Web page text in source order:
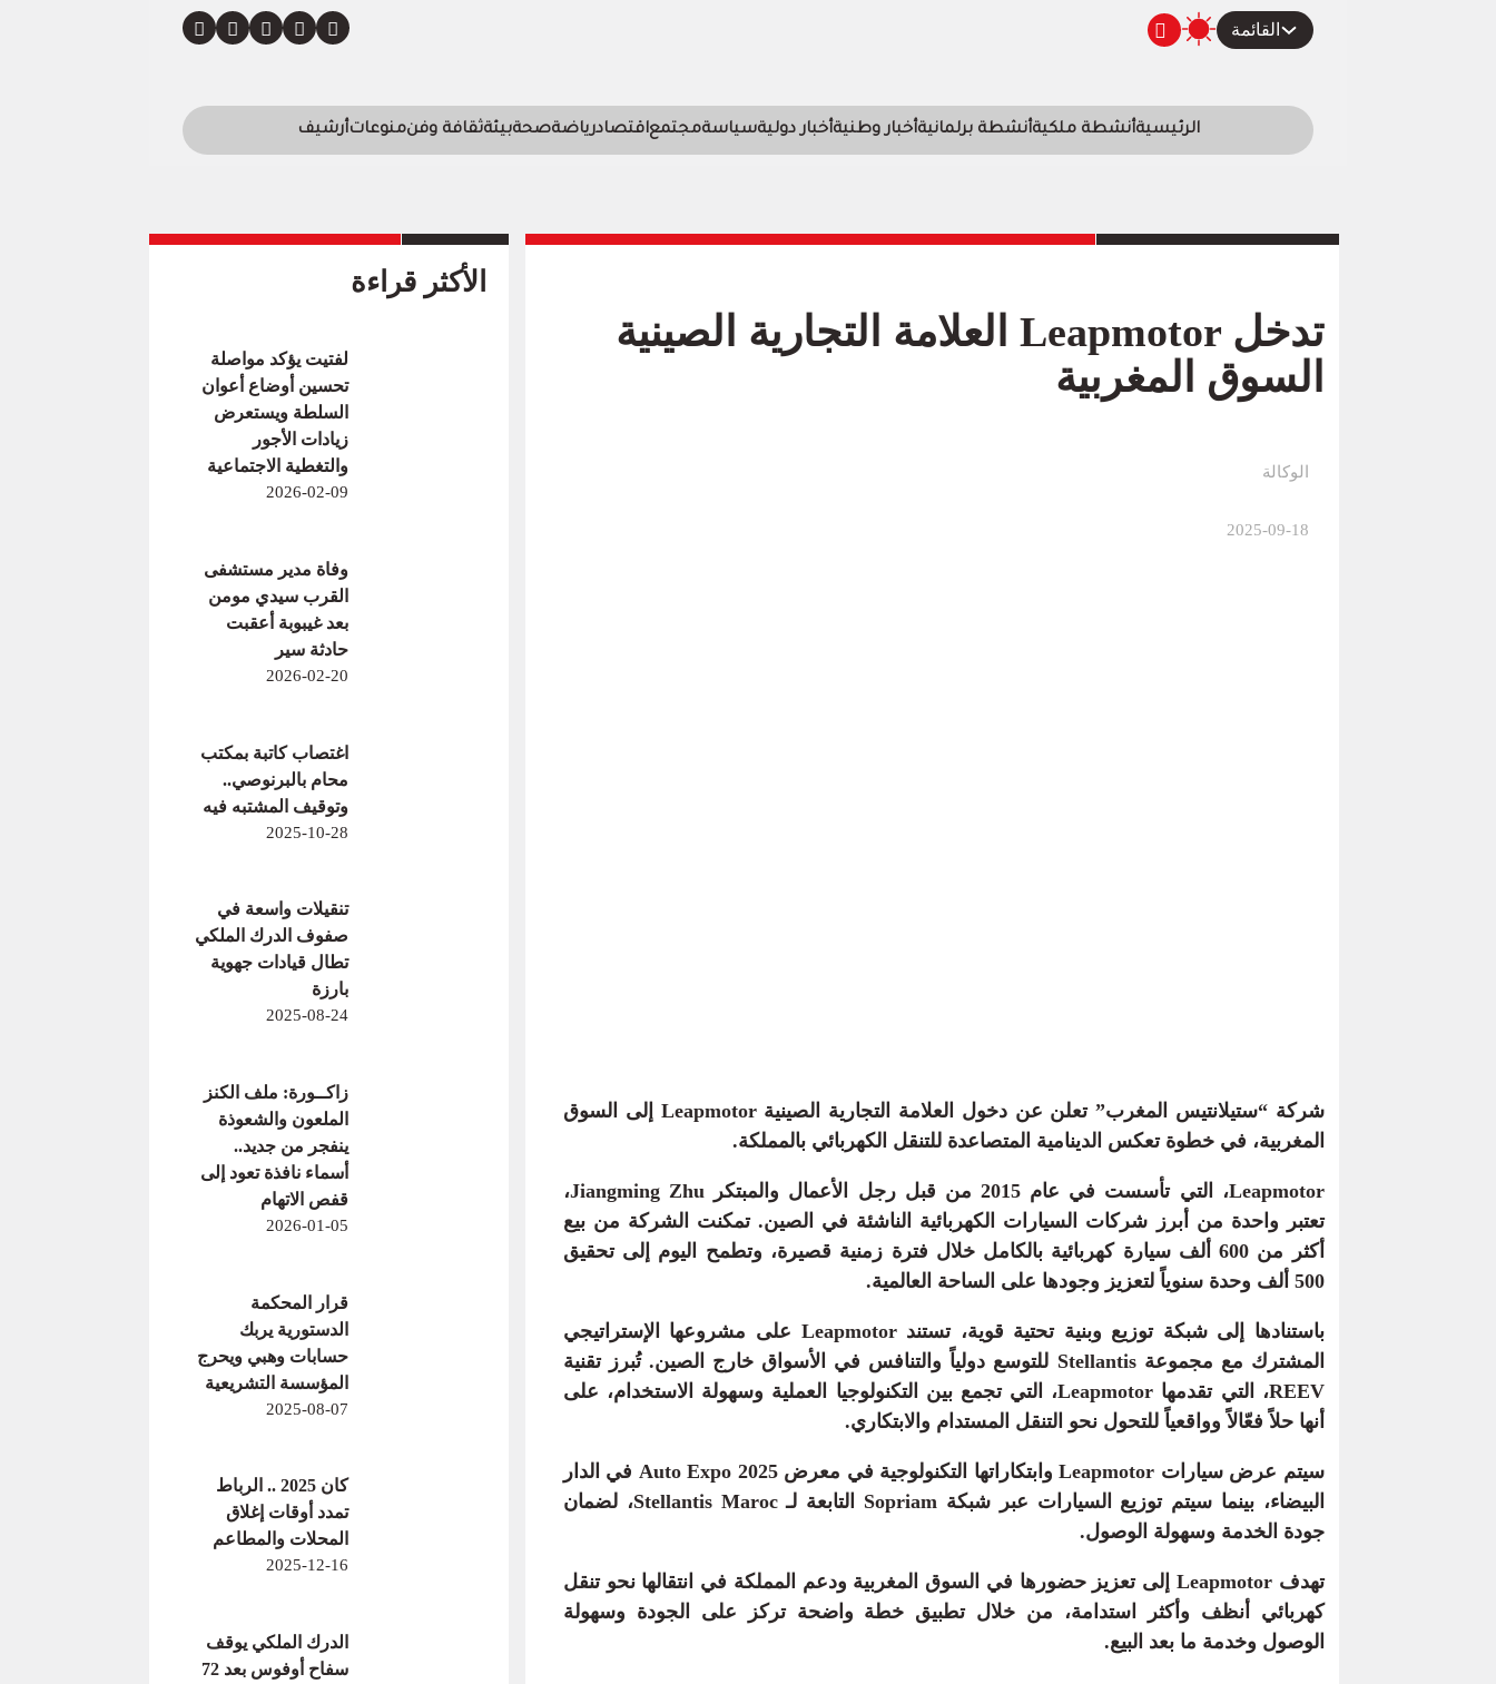
القائمة
الرئيسيةأنشطة ملكيةأنشطة برلمانيةأخبار وطنيةأخبار دوليةسياسةمجتمعاقتصادرياضةصحةبيئةثقافة وفنمنوعاتأرشيف
الأكثر قراءة
لفتيت يؤكد مواصلة
تحسين أوضاع أعوان
السلطة ويستعرض
زيادات الأجور
والتغطية الاجتماعية
2026-02-09
وفاة مدير مستشفى
القرب سيدي مومن
بعد غيبوبة أعقبت
حادثة سير
2026-02-20
اغتصاب كاتبة بمكتب
محام بالبرنوصي..
وتوقيف المشتبه فيه
2025-10-28
تنقيلات واسعة في
صفوف الدرك الملكي
تطال قيادات جهوية
بارزة
2025-08-24
زاكــورة: ملف الكنز
الملعون والشعوذة
ينفجر من جديد..
أسماء نافذة تعود إلى
قفص الاتهام
2026-01-05
قرار المحكمة
الدستورية يربك
حسابات وهبي ويحرج
المؤسسة التشريعية
2025-08-07
كان 2025 .. الرباط
تمدد أوقات إغلاق
المحلات والمطاعم
2025-12-16
الدرك الملكي يوقف
سفاح أوفوس بعد 72
العلامة التجارية الصينية Leapmotor تدخل
السوق المغربية
الوكالة
2025-09-18
شركة “ستيلانتيس المغرب” تعلن عن دخول العلامة التجارية الصينية Leapmotor إلى السوق
المغربية، في خطوة تعكس الدينامية المتصاعدة للتنقل الكهربائي بالمملكة.
Leapmotor، التي تأسست في عام 2015 من قبل رجل الأعمال والمبتكر Jiangming Zhu،
تعتبر واحدة من أبرز شركات السيارات الكهربائية الناشئة في الصين. تمكنت الشركة من بيع
أكثر من 600 ألف سيارة كهربائية بالكامل خلال فترة زمنية قصيرة، وتطمح اليوم إلى تحقيق
500 ألف وحدة سنوياً لتعزيز وجودها على الساحة العالمية.
باستنادها إلى شبكة توزيع وبنية تحتية قوية، تستند Leapmotor على مشروعها الإستراتيجي
المشترك مع مجموعة Stellantis للتوسع دولياً والتنافس في الأسواق خارج الصين. تُبرز تقنية
REEV، التي تقدمها Leapmotor، التي تجمع بين التكنولوجيا العملية وسهولة الاستخدام، على
أنها حلاً فعّالاً وواقعياً للتحول نحو التنقل المستدام والابتكاري.
سيتم عرض سيارات Leapmotor وابتكاراتها التكنولوجية في معرض Auto Expo 2025 في الدار
البيضاء، بينما سيتم توزيع السيارات عبر شبكة Sopriam التابعة لـ Stellantis Maroc، لضمان
جودة الخدمة وسهولة الوصول.
تهدف Leapmotor إلى تعزيز حضورها في السوق المغربية ودعم المملكة في انتقالها نحو تنقل
كهربائي أنظف وأكثر استدامة، من خلال تطبيق خطة واضحة تركز على الجودة وسهولة
الوصول وخدمة ما بعد البيع.